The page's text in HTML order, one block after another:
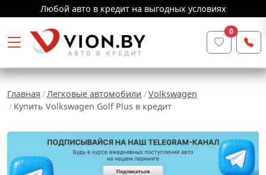
Любой авто в кредит на выгодных условиях
0
Главная Легковые автомобили
Volkswagen
Купить Volkswagen Golf Plus в кредит